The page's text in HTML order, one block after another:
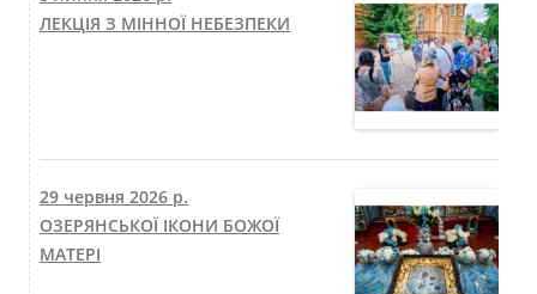
ЛЕКЦІЯ З МІННОЇ НЕБЕЗПЕКИ
29 червня 2026 р.
ОЗЕРЯНСЬКОЇ ІКОНИ БОЖОЇ
МАТЕРІ